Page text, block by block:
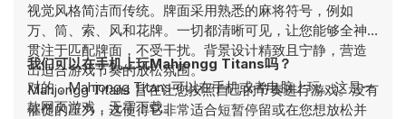
视觉风格简洁而传统。牌面采用熟悉的麻将符号，例如
万、筒、索、风和花牌。一切都清晰可见，让您能够全神
贯注于匹配牌面，不受干扰。背景设计精致且宁静，营造
出适合游戏节奏的放松氛围。
Mahjongg Titans 旨在让您按照自己的节奏进行游戏。没有
催促的压力，这使得它非常适合短暂停留或在您想放松并
我们可以在手机上玩Mahjongg Titans吗？
对的，Mahjongg Titans可以在手机或者电脑上玩。这是一
款网页游戏，无需下载。